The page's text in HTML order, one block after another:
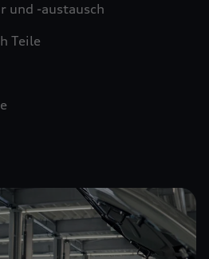
und -austausch
Teile